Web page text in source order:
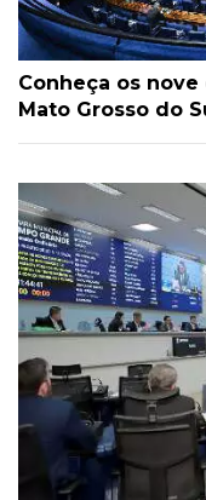
Conheça os
Mato Grosso do